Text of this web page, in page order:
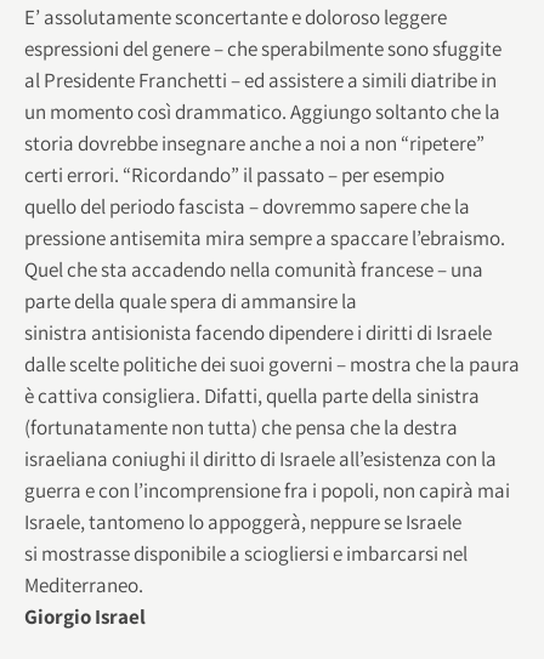
E’ assolutamente sconcertante e doloroso leggere
espressioni del genere – che sperabilmente sono sfuggite
al Presidente Franchetti – ed assistere a simili diatribe in
un momento così drammatico. Aggiungo soltanto che la
storia dovrebbe insegnare anche a noi a non “ripetere”
certi errori. “Ricordando” il passato – per esempio
quello del periodo fascista – dovremmo sapere che la
pressione antisemita mira sempre a spaccare l’ebraismo.
Quel che sta accadendo nella comunità francese – una
parte della quale spera di ammansire la
sinistra antisionista facendo dipendere i diritti di Israele
dalle scelte politiche dei suoi governi – mostra che la paura
è cattiva consigliera. Difatti, quella parte della sinistra
(fortunatamente non tutta) che pensa che la destra
israeliana coniughi il diritto di Israele all’esistenza con la
guerra e con l’incomprensione fra i popoli, non capirà mai
Israele, tantomeno lo appoggerà, neppure se Israele
si mostrasse disponibile a sciogliersi e imbarcarsi nel
Mediterraneo.
Giorgio Israel